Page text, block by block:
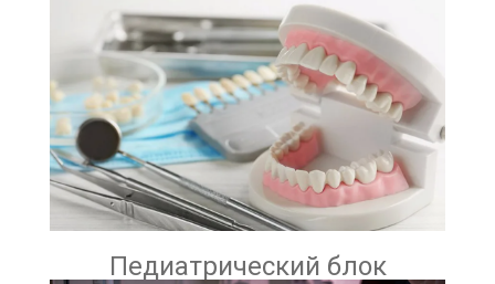
Педиатрический блок